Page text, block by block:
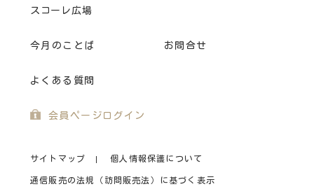
スコーレ広場
今月のことば お問合せ
よくある質問
会員ページログイン
サイトマップ 個人情報保護について
通信販売の法規（訪問販売法）に基づく表示